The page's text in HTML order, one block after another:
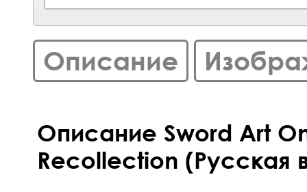
Описание
Описание Sword Art
Recollection (Русская